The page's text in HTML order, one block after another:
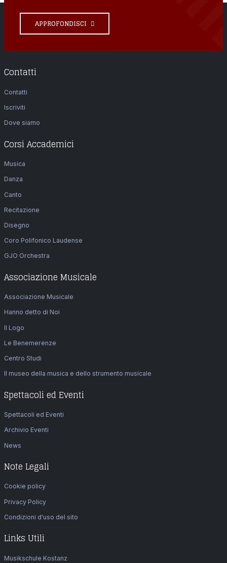
APPROFONDISCI
Contatti
Contatti
Iscriviti
Dove siamo
Corsi Accademici
Musica
Danza
Canto
Recitazione
Disegno
Coro Polifonico Laudense
GJO Orchestra
Associazione Musicale
Associazione Musicale
Hanno detto di Noi
Il Logo
Le Benemerenze
Centro Studi
Il museo della musica e dello strumento musicale
Spettacoli ed Eventi
Spettacoli ed Eventi
Archivio Eventi
News
Note Legali
Cookie policy
Privacy Policy
Condizioni d'uso del sito
Links Utili
Musikschule Kostanz